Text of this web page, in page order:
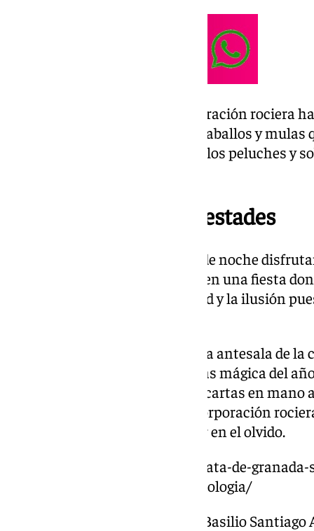
Una representación de la corporación rociera
por el cortejo y los numerosos caballos y
de ir reponiendo los caramelos, los peluches y
Esperando a Sus Majestades
Granada se ha volcado esta tarde noche
recuperación, se ha convertido en una fiesta
nutren del espíritu de la Navidad y la ilusión
Esta cabalgata se convierte en la antesala de
los Reyes Magos en la noche más mágica del
pequeños puedan entregar sus cartas en
compromiso adquirido por la corporación
únicos que nunca debieron caer en el olvido.
https://www.101tv.es/la-cabalgata-de-
aunque-pendiente-de-la-climatologia/
El Heraldo está encarnado por Basilio